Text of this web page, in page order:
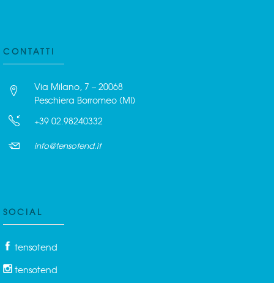
CONTATTI
Via Milano, 7 – 20068
Peschiera Borromeo (MI)
+39 02.98240332
info@tensotend.it
SOCIAL
tensotend
tensotend